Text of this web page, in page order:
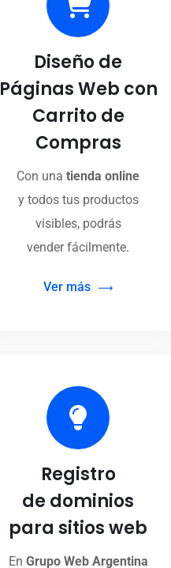
Diseño de
Páginas Web con
Carrito de
Compras
Con una tienda online
y todos tus productos
visibles, podrás
vender fácilmente.
Ver más
Registro
de dominios
para sitios web
En Grupo Web Argentina